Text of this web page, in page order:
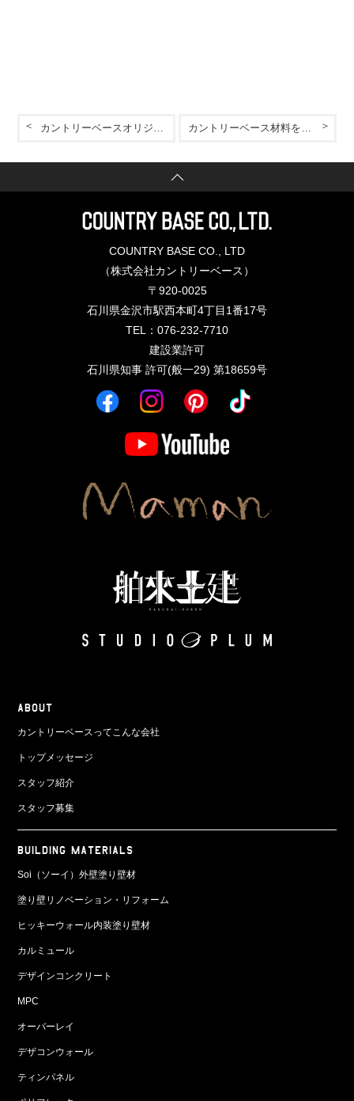
カントリーベース材料を極める近道！
カントリーベースオリジナル！「デザコンベース」「デザコンウォール」
COUNTRY BASE CO., LTD
（株式会社カントリーベース）
〒920-0025
石川県金沢市駅西本町4丁目1番17号
TEL：076-232-7710
建設業許可
石川県知事 許可(般一29) 第18659号
ABOUT
カントリーベースってこんな会社
トップメッセージ
スタッフ紹介
スタッフ募集
BUILDING MATERIALS
Soi（ソーイ）外壁塗り壁材
塗り壁リノベーション・リフォーム
ヒッキーウォール内装塗り壁材
カルミュール
デザインコンクリート
MPC
オーバーレイ
デザコンウォール
ティンパネル